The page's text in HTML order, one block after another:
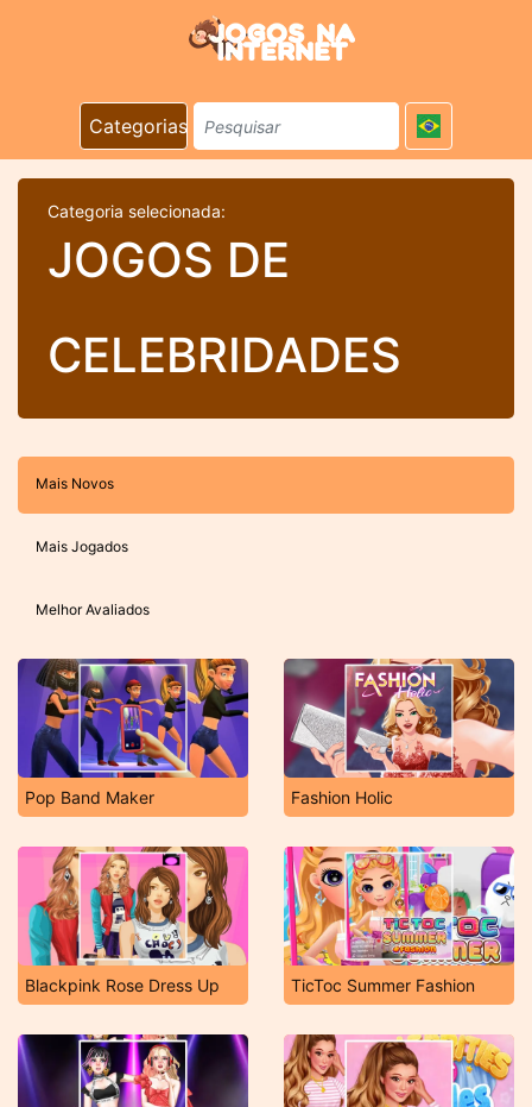
Categorias
Categoria selecionada:
JOGOS DE
CELEBRIDADES
Mais Novos
Mais Jogados
Melhor Avaliados
Pop Band Maker Fashion Holic
Blackpink Rose Dress Up TicToc Summer Fashion